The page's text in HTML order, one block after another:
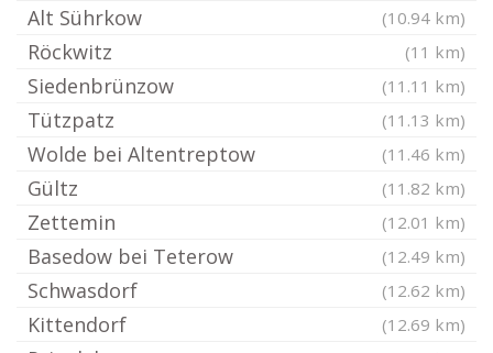
Alt Sührkow (10.94 km)
Röckwitz (11 km)
Siedenbrünzow (11.11 km)
Tützpatz (11.13 km)
Wolde bei Altentreptow (11.46 km)
Gültz (11.82 km)
Zettemin (12.01 km)
Basedow bei Teterow (12.49 km)
Schwasdorf (12.62 km)
Kittendorf (12.69 km)